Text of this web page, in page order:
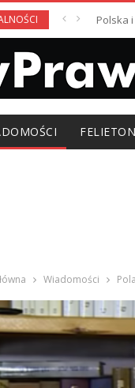
Polska
Wiadomości